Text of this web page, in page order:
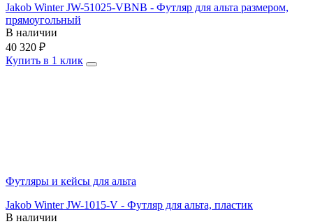
Jakob Winter JW-51025-VBNB - Футляр для альта размером,
прямоугольный
В наличии
40 320 ₽
Купить в 1 клик
Футляры и кейсы для альта
Jakob Winter JW-1015-V - Футляр для альта, пластик
В наличии